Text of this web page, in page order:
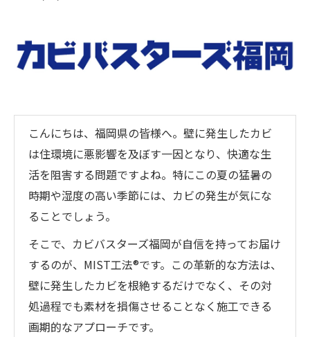
こんにちは、福岡県の皆様へ。壁に発生したカビ
は住環境に悪影響を及ぼす一因となり、快適な生
活を阻害する問題ですよね。特にこの夏の猛暑の
時期や湿度の高い季節には、カビの発生が気にな
ることでしょう。
そこで、カビバスターズ福岡が自信を持ってお届け
するのが、MIST工法®です。この革新的な方法は、
壁に発生したカビを根絶するだけでなく、その対
処過程でも素材を損傷させることなく施工できる
画期的なアプローチです。